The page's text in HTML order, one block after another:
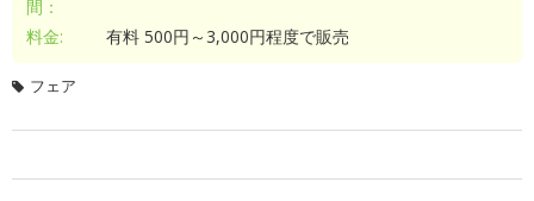
間：
料金: 有料 500円～3,000円程度で販売
フェア